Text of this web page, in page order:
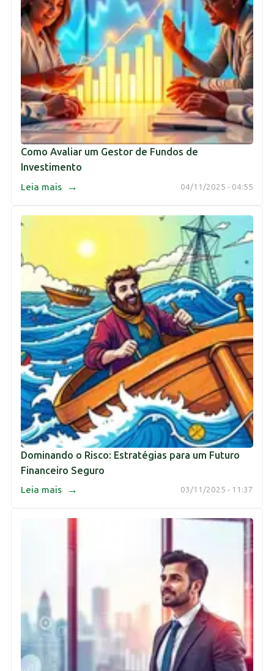
Como Avaliar um Gestor de Fundos de
Investimento
04/11/2025 - 04:55
Leia mais →
Dominando o Risco: Estratégias para um Futuro
Financeiro Seguro
03/11/2025 - 11:37
Leia mais →